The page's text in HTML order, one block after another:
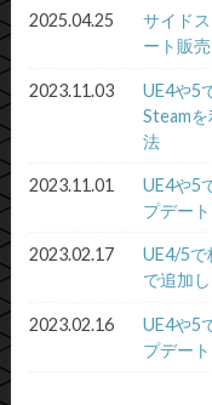
2025.04.25
サイド
ート販
2023.11.03
UE4や5
Steam
法
2023.11.01
UE4や5
プデー
2023.02.17
UE4/5で
で追加
2023.02.16
UE4や5
プデー